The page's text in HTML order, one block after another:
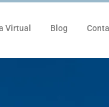
Virtual Blog